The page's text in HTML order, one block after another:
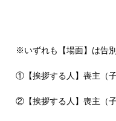
※いずれも【場面】は告
①【挨拶する人】喪主（
②【挨拶する人】喪主（